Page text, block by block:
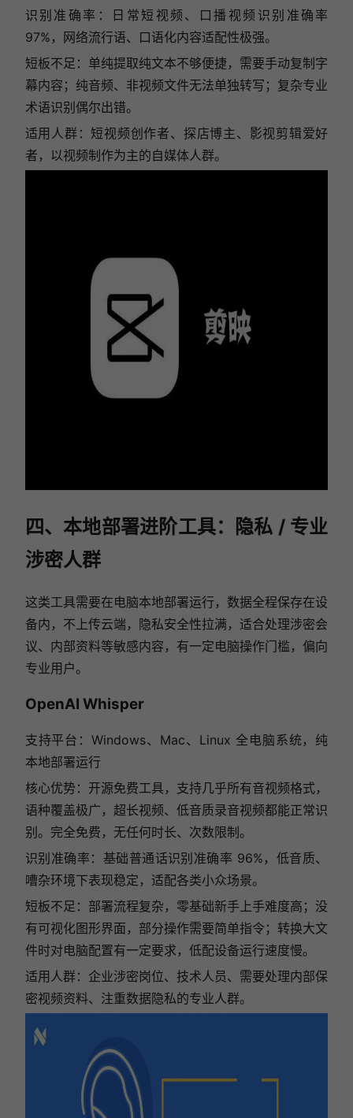
识别准确率：日常短视频、口播视频识别准确率
97%，网络流行语、口语化内容适配性极强。
短板不足：单纯提取纯文本不够便捷，需要手动复制字
幕内容；纯音频、非视频文件无法单独转写；复杂专业
术语识别偶尔出错。
适用人群：短视频创作者、探店博主、影视剪辑爱好
者，以视频制作为主的自媒体人群。
四、本地部署进阶工具：隐私 / 专业
涉密人群
这类工具需要在电脑本地部署运行，数据全程保存在设
备内，不上传云端，隐私安全性拉满，适合处理涉密会
议、内部资料等敏感内容，有一定电脑操作门槛，偏向
专业用户。
OpenAI Whisper
支持平台：Windows、Mac、Linux 全电脑系统，纯
本地部署运行
核心优势：开源免费工具，支持几乎所有音视频格式，
语种覆盖极广，超长视频、低音质录音视频都能正常识
别。完全免费，无任何时长、次数限制。
识别准确率：基础普通话识别准确率 96%，低音质、
嘈杂环境下表现稳定，适配各类小众场景。
短板不足：部署流程复杂，零基础新手上手难度高；没
有可视化图形界面，部分操作需要简单指令；转换大文
件时对电脑配置有一定要求，低配设备运行速度慢。
适用人群：企业涉密岗位、技术人员、需要处理内部保
密视频资料、注重数据隐私的专业人群。